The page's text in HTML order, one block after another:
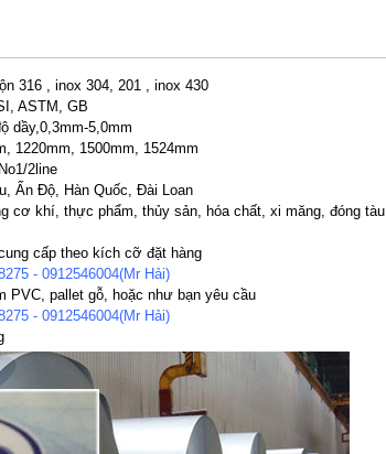
316 , inox 304, 201 , inox 430
ASTM, GB
dầy,0,3mm-5,0mm
1220mm, 1500mm, 1524mm
2line
Ấn Độ, Hàn Quốc, Đài Loan
cơ khí, thực phẩm, thủy sản, hóa chất, xi măng, đóng tàu
cấp theo kích cỡ đặt hàng
- 0912546004(Mr Hải)
PVC, pallet gỗ, hoặc như bạn yêu cầu
- 0912546004(Mr Hải)